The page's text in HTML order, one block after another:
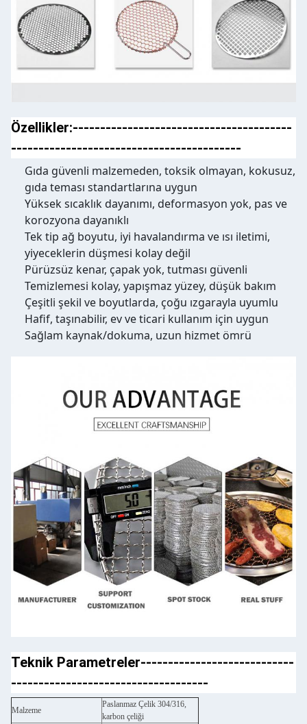
Özellikler:----------------------------------------
------------------------------------------
Gıda güvenli malzemeden, toksik olmayan, kokusuz,
gıda teması standartlarına uygun
Yüksek sıcaklık dayanımı, deformasyon yok, pas ve
korozyona dayanıklı
Tek tip ağ boyutu, iyi havalandırma ve ısı iletimi,
yiyeceklerin düşmesi kolay değil
Pürüzsüz kenar, çapak yok, tutması güvenli
Temizlemesi kolay, yapışmaz yüzey, düşük bakım
Çeşitli şekil ve boyutlarda, çoğu ızgarayla uyumlu
Hafif, taşınabilir, ev ve ticari kullanım için uygun
Sağlam kaynak/dokuma, uzun hizmet ömrü
Teknik Parametreler----------------------------
------------------------------------
Malzeme
Paslanmaz Çelik 304/316,
karbon çeliği